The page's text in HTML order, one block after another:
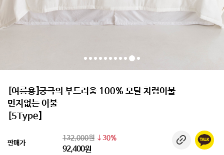
[여름용]궁극의 부드러움 100% 모달 차렵이불
먼지없는 이불
[5Type]
판매가
132,000원 30%
92,400원